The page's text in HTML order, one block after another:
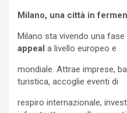
Milano, una città in
Milano sta vivendo una fase
appeal a livello europeo e
mondiale. Attrae imprese,
turistica, accoglie eventi di
respiro internazionale,